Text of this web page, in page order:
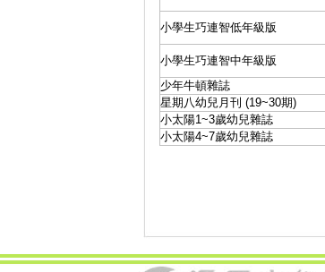
小學生巧連智低年級版
小學生巧連智中年級版
少年牛頓雜誌
星期八幼兒月刊 (19~30期)
小太陽1~3歲幼兒雜誌
小太陽4~7歲幼兒雜誌